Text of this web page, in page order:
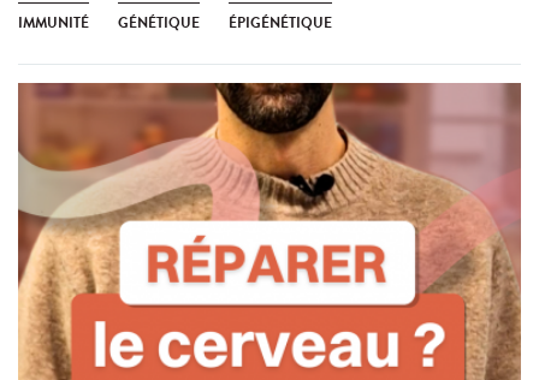
IMMUNITÉ GÉNÉTIQUE ÉPIGÉNÉTIQUE